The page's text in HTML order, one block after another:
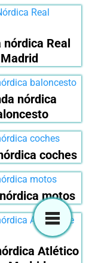
nórdica Real
Madrid
nórdica
coches
motos
Atlético